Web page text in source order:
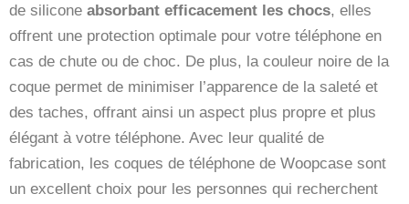
de silicone absorbant efficacement les chocs, elles
offrent une protection optimale pour votre téléphone en
cas de chute ou de choc. De plus, la couleur noire de la
coque permet de minimiser l’apparence de la saleté et
des taches, offrant ainsi un aspect plus propre et plus
élégant à votre téléphone. Avec leur qualité de
fabrication, les coques de téléphone de Woopcase sont
un excellent choix pour les personnes qui recherchent